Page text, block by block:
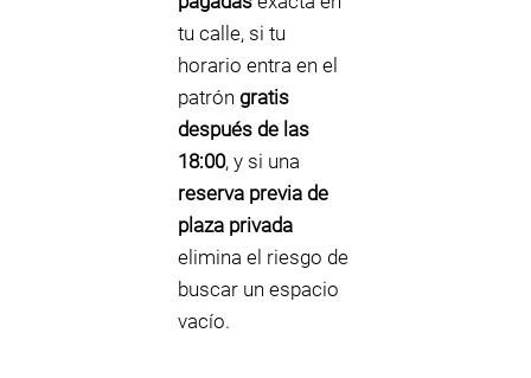
tu calle, si tu
horario entra en el
patrón gratis
después de las
18:00, y si una
reserva previa de
plaza privada
elimina el riesgo de
buscar un espacio
vacío.